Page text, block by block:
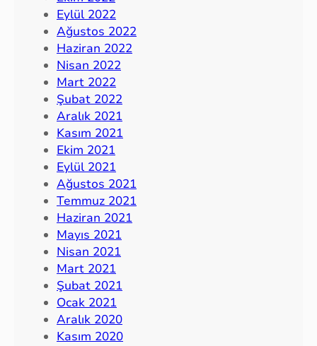
Eylül 2022
Ağustos 2022
Haziran 2022
Nisan 2022
Mart 2022
Şubat 2022
Aralık 2021
Kasım 2021
Ekim 2021
Eylül 2021
Ağustos 2021
Temmuz 2021
Haziran 2021
Mayıs 2021
Nisan 2021
Mart 2021
Şubat 2021
Ocak 2021
Aralık 2020
Kasım 2020